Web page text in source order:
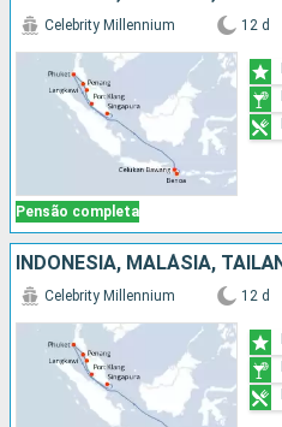
Pensão completa
Celebrity Millennium 12 d
Celebrity Millennium 12 d